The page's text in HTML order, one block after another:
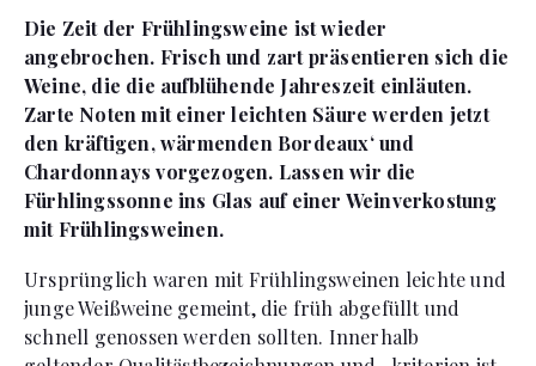
Die Zeit der Frühlingsweine ist wieder
angebrochen. Frisch und zart präsentieren sich die
Weine, die die aufblühende Jahreszeit einläuten.
Zarte Noten mit einer leichten Säure werden jetzt
den kräftigen, wärmenden Bordeaux‘ und
Chardonnays vorgezogen. Lassen wir die
Fürhlingssonne ins Glas auf einer Weinverkostung
mit Frühlingsweinen.
Ursprünglich waren mit Frühlingsweinen leichte und
junge Weißweine gemeint, die früh abgefüllt und
schnell genossen werden sollten. Innerhalb